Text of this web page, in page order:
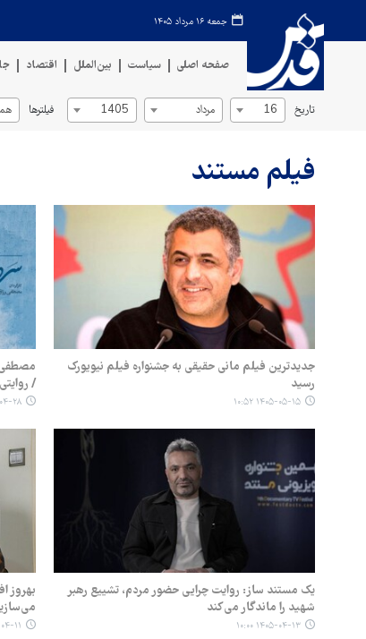
جمعه ۱۶ مرداد ۱۴۰۵
صفحه اصلی سیاست بین‌الملل اقتصاد
تاریخ 16 مرداد 1405 فیلترها
فیلم مستند
جدیدترین فیلم مانی حقیقی به جشنواره فیلم نیویورک
رسید
۱۴۰۵-۰۵-۱۵ ۱۰:۵۲
مصطفی
/
۱۴۰۵-
یک مستند ساز: روایت چرایی حضور مردم، تشییع رهبر
شهید را ماندگار می‌کند
۱۴۰۵-۰۴-۱۳ ۱۰:۰۰
بهروز
۱۴۰۵-